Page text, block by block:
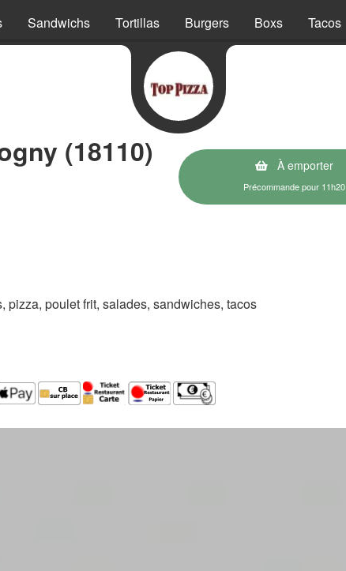
Sandwichs Tortillas Burgers Boxs Tacos
(18110) À emporter
Précommande pour 11h20
pizza, poulet frit, salades, sandwiches, tacos